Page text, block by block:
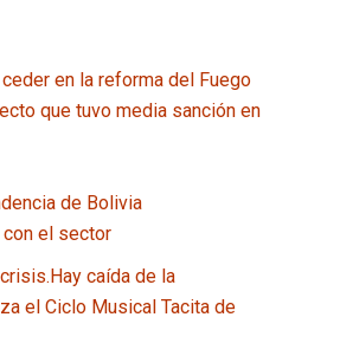
en la reforma del Fuego
que tuvo media sanción en
de Bolivia
con el sector
caída de la
el Ciclo Musical Tacita de